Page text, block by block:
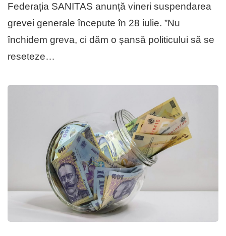
Federația SANITAS anunță vineri suspendarea
grevei generale începute în 28 iulie. ”Nu
închidem greva, ci dăm o șansă politicului să se
reseteze…